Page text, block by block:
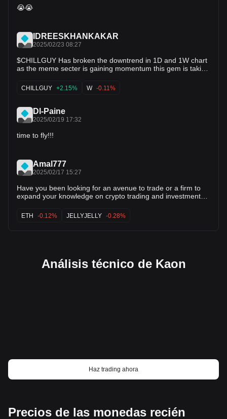
😭😭
IDREESKHANKAKAR
2025/02/23 08:27
$CHILLGUY Has broken the downtrend in 1D and 1W chart
as the meme secter is gaining momentum this gem is taking
$CHILLGUY has the backing and full suppurt of the original
chillguy Mr Banks. pack your bags now for this gem as
watch out for. 🚀🚀🚀🚀 $G $PRCL $ALPACA $XETA
$MCADE $BURGER $NUTS $POND $KAON $LIFEFORM
$ZKL $CAKE $CATBOY $WSDM
CHILLGUY +2.15% W -0.11%
Dl-Paine
2025/02/19 17:32
time to fly!!!
Amal777
2025/02/17 15:27
Have you been looking for an avenue to trade or a firm to
expand your knowledge on crypto trading and investment??
$SHELL $TRUMP $BLASTUP $JAILSTOOL $JELLYJELLY
$XRP $PEPE $ETH $ONDO $NC $BROCCOLI
ETH -0.12% JELLYJELLY -0.28%
Análisis técnico de Kaon
Haz trading ahora
Precios de las monedas recién